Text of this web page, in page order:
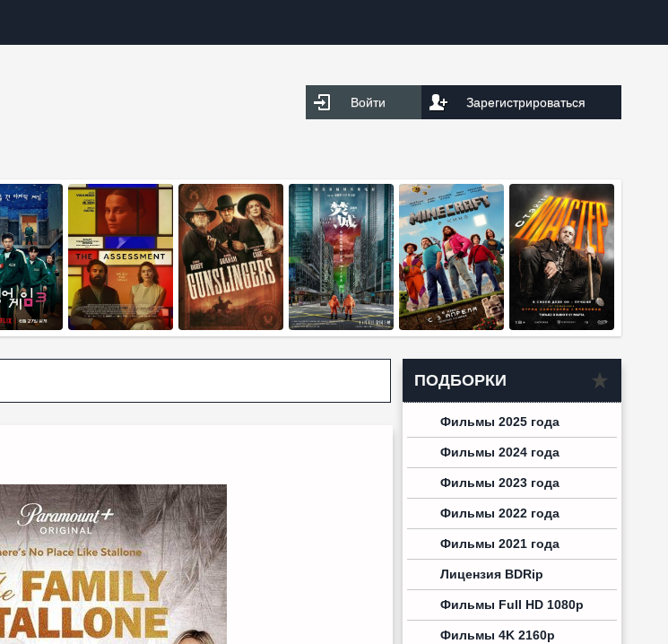
Войти Зарегистрироваться
ПОДБОРКИ
Фильмы 2025 года
Фильмы 2024 года
Фильмы 2023 года
Фильмы 2022 года
Фильмы 2021 года
Лицензия BDRip
Фильмы Full HD 1080p
Фильмы 4K 2160p